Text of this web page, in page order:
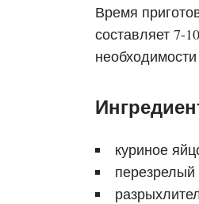
Время
составляет 7-
куриное
перезрелый